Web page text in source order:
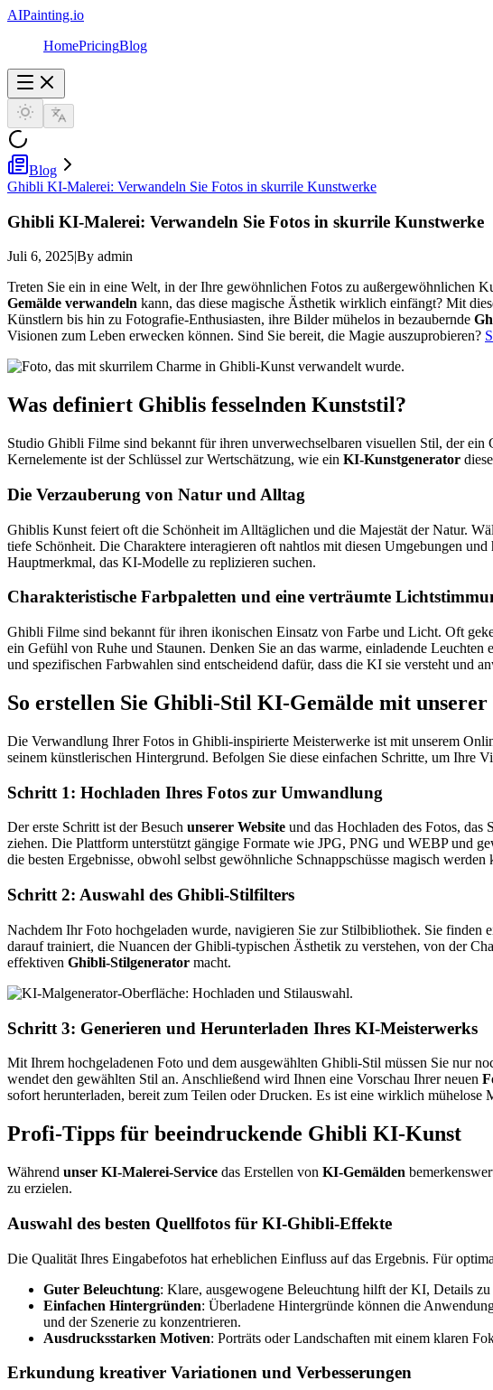
AIPainting.io
HomePricingBlog
Blog
Ghibli KI-Malerei: Verwandeln Sie Fotos in skurrile Kunstwerke
Ghibli KI-Malerei: Verwandeln Sie Fotos in skurrile Kunstwerke
Juli 6, 2025|By admin
Treten Sie ein in eine Welt, in der Ihre gewöhnlichen Fotos zu außergewöhnlichen
Gemälde verwandeln kann, das diese magische Ästhetik wirklich einfängt? Mit
Künstlern bis hin zu Fotografie-Enthusiasten, ihre Bilder mühelos in bezaubernde
Visionen zum Leben erwecken können. Sind Sie bereit, die Magie auszuprobieren?
Was definiert Ghiblis fesselnden Kunststil?
Studio Ghibli Filme sind bekannt für ihren unverwechselbaren visuellen Stil, der
Kernelemente ist der Schlüssel zur Wertschätzung, wie ein KI-Kunstgenerator
Die Verzauberung von Natur und Alltag
Ghiblis Kunst feiert oft die Schönheit im Alltäglichen und die Majestät der Natur.
tiefe Schönheit. Die Charaktere interagieren oft nahtlos mit diesen Umgebungen
Hauptmerkmal, das KI-Modelle zu replizieren suchen.
Charakteristische Farbpaletten und eine verträumte
Ghibli Filme sind bekannt für ihren ikonischen Einsatz von Farbe und Licht. Oft
ein Gefühl von Ruhe und Staunen. Denken Sie an das warme, einladende
und spezifischen Farbwahlen sind entscheidend dafür, dass die KI sie versteht und
So erstellen Sie Ghibli-Stil KI-Gemälde mit
Die Verwandlung Ihrer Fotos in Ghibli-inspirierte Meisterwerke ist mit unserem
seinem künstlerischen Hintergrund. Befolgen Sie diese einfachen Schritte, um Ihre
Schritt 1: Hochladen Ihres Fotos zur Umwandlung
Der erste Schritt ist der Besuch unserer Website und das Hochladen des Fotos,
ziehen. Die Plattform unterstützt gängige Formate wie JPG, PNG und WEBP und
die besten Ergebnisse, obwohl selbst gewöhnliche Schnappschüsse magisch
Schritt 2: Auswahl des Ghibli-Stilfilters
Nachdem Ihr Foto hochgeladen wurde, navigieren Sie zur Stilbibliothek. Sie finden
darauf trainiert, die Nuancen der Ghibli-typischen Ästhetik zu verstehen, von der
effektiven Ghibli-Stilgenerator macht.
Schritt 3: Generieren und Herunterladen Ihres KI-Meisterwerks
Mit Ihrem hochgeladenen Foto und dem ausgewählten Ghibli-Stil müssen Sie nur
wendet den gewählten Stil an. Anschließend wird Ihnen eine Vorschau Ihrer neuen
sofort herunterladen, bereit zum Teilen oder Drucken. Es ist eine wirklich mühelose
Profi-Tipps für beeindruckende Ghibli KI-Kunst
Während unser KI-Malerei-Service das Erstellen von KI-Gemälden
zu erzielen.
Auswahl des besten Quellfotos für KI-Ghibli-Effekte
Die Qualität Ihres Eingabefotos hat erheblichen Einfluss auf das Ergebnis. Für
Guter Beleuchtung: Klare, ausgewogene Beleuchtung hilft der KI, Details
Einfachen Hintergründen: Überladene Hintergründe können die
und der Szenerie zu konzentrieren.
Ausdrucksstarken Motiven: Porträts oder Landschaften mit einem klaren
Erkundung kreativer Variationen und Verbesserungen